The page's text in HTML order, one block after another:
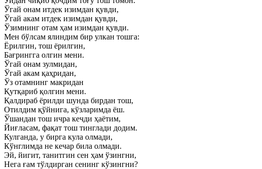
Ўгай онам итдек изимдан қувди,
Ўгай акам итдек изимдан қувди,
Ўзимнинг отам ҳам изимдан қувди.
Мен бўлсам ялиндим бир улкан тошга:
Ёрилгин, тош ёрилгин,
Бағрингга олгин мени.
Ўгай онам зулмидан,
Ўгай акам қаҳридан,
Ўз отамнинг макридан
Қутқариб қолгин мени.
Қалдираб ёрилди шунда бирдан тош,
Отилдим қўйнига, кўзларимда ёш.
Ўшандан тош ичра кечди ҳаётим,
Йиғласам, фақат тош тинглади додим.
Кулганда, у бирга кула олмади,
Кўнглимда не кечар била олмади.
Эй, йигит, танитгин сен ҳам ўзингни,
Нега ғам тўлдирган сенинг кўзингни?